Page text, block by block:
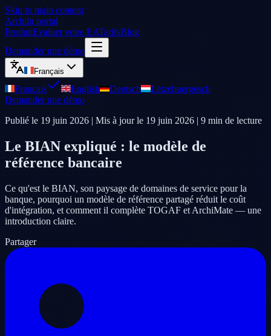
Skip to main content
Archilu portal
ProduitEvaluer votre EATarifsBlog
Demander une démo
Français
Français English Deutsch
Lëtzebuergesch
Demander une démo
Publié le 19 juin 2026 | Mis à jour le 19 juin 2026 | 9 min de lecture
Le BIAN expliqué : le modèle de
référence bancaire
Ce qu'est le BIAN, son paysage de domaines de service pour la
banque, pourquoi un modèle de référence partagé réduit le coût
d'intégration, et comment il complète TOGAF et ArchiMate — une
introduction claire.
Partager